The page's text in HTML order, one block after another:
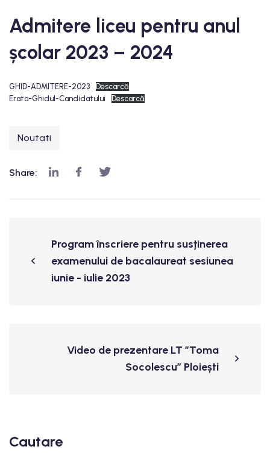
Admitere liceu pentru anul
școlar 2023 – 2024
GHID-ADMITERE-2023
Descarcă
Erata-Ghidul-Candidatului
Descarcă
Noutati
Share:
Program înscriere pentru susținerea
examenului de bacalaureat sesiunea
iunie - iulie 2023
Video de prezentare LT ”Toma
Socolescu” Ploiești
Cautare